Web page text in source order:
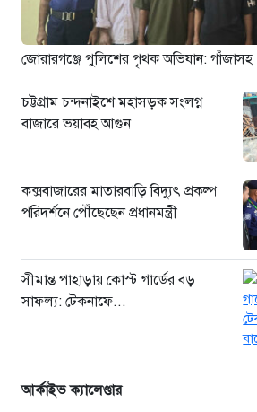
কক্সবাজারের
পরিদর্শনে
৮ ঘণ্টা আগে
জোরারগঞ্জে পুলিশের পৃথক অভিযান: গাঁজাসহ
চট্টগ্রাম চন্দনাইশে মহাসড়ক সংলগ্ন
বাজারে ভয়াবহ আগুন
কক্সবাজারের মাতারবাড়ি বিদ্যুৎ প্রকল্প
পরিদর্শনে পৌঁছেছেন প্রধানমন্ত্রী
সীমান্ত পাহাড়ায় কোস্ট গার্ডের বড়
সাফল্য: টেকনাফে...
আর্কাইভ ক্যালেণ্ডার